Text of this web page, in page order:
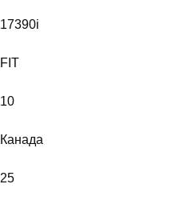
17390i
FIT
10
Канада
25